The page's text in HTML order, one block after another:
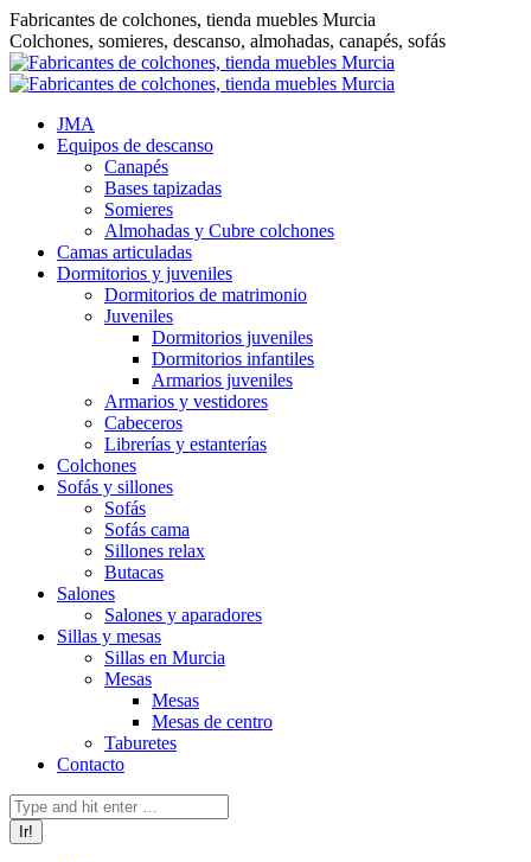
Saltar
al
contenido
Fabricantes de colchones, tienda muebles Murcia
Colchones, somieres, descanso, almohadas, canapés, sofás
JMA
Equipos de descanso
Canapés
Bases tapizadas
Somieres
Almohadas y Cubre colchones
Camas articuladas
Dormitorios y juveniles
Dormitorios de matrimonio
Juveniles
Dormitorios juveniles
Dormitorios infantiles
Armarios juveniles
Armarios y vestidores
Cabeceros
Librerías y estanterías
Colchones
Sofás y sillones
Sofás
Sofás cama
Sillones relax
Butacas
Salones
Salones y aparadores
Sillas y mesas
Sillas en Murcia
Mesas
Mesas
Mesas de centro
Taburetes
Contacto
Buscar: